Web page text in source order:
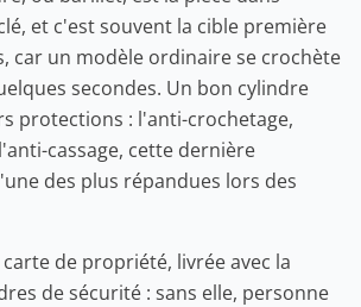
et c'est souvent la cible première
car un modèle ordinaire se crochète
secondes. Un bon cylindre
protections : l'anti-crochetage,
cassage, cette dernière
des plus répandues lors des
carte de propriété, livrée avec la
de sécurité : sans elle, personne